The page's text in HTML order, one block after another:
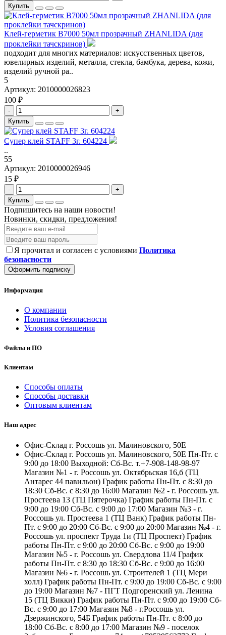
Купить
Клей-герметик B7000 50мл прозрачный ZHANLIDA (для
проклейки тачскринов)
подходит для многих материалов: искусственных цветов,
ювелирных изделий, металла, стекла, бамбука, дерева, кожи,
изделий ручной ра..
5
Артикул: 2010000026823
100 ₽
-
+
Купить
Супер клей STAFF 3г. 604224
..
55
Артикул: 2010000026946
15 ₽
-
+
Купить
Подпишитесь на наши новости!
Новинки, скидки, предложения!
Я прочитал и согласен с условиями Политика
безопасности
Оформить подписку
Информация
О компании
Политика безопасности
Условия соглашения
Файлы и ПО
Клиентам
Способы оплаты
Способы доставки
Оптовым клиентам
Наш адрес
Офис-Склад г. Россошь ул. Малиновского, 50Е
Офис-Склад г. Россошь ул. Малиновского, 50Е Пн-Пт. с
9:00 до 18:00 Выходной: Сб-Вс. т.+7-908-148-98-97
Магазин №1 - г. Россошь ул. Октябрьская 16,б (ТЦ
Антарес 44 павильон) График работы Пн-Пт. с 8:30 до
18:30 Сб-Вс. с 8:30 до 16:00 Магазин №2 - г. Россошь ул.
Простеева 13 (ТЦ Пятерочка) График работы Пн-Пт. с
9:00 до 19:00 Сб-Вс. с 9:00 до 17:00 Магазин №3 - г.
Россошь ул. Простеева 1 (ТЦ Ванк) График работы Пн-
Пт. с 9:00 до 20:00 Сб-Вс. с 9:00 до 20:00 Магазин №4 - г.
Россошь ул. проспект Труда 1и (ТЦ Проспект) График
работы Пн-Пт. с 9:00 до 20:00 Сб-Вс. с 9:00 до 19:00
Магазин №5 - г. Россошь ул. Свердлова 11/4 График
работы Пн-Пт. с 8:30 до 18:30 Сб-Вс. с 9:00 до 16:00
Магазин №6 - г. Россошь ул. Строителей 1 (ТЦ Мери
холл) График работы Пн-Пт. с 9:00 до 19:00 Сб-Вс. с 9:00
до 19:00 Магазин №7 - ПГТ Подгоренский ул. Ленина
15 (ТЦ Викки) График работы Пн-Пт. с 9:00 до 19:00 Сб-
Вс. с 9:00 до 17:00 Магазин №8 - г.Россошь ул.
Дзержинского, 54Б График работы Пн-Пт. с 8:00 до
18:00 Сб-Вс. с 8:00 до 17:00 Магазин №9 - поселок